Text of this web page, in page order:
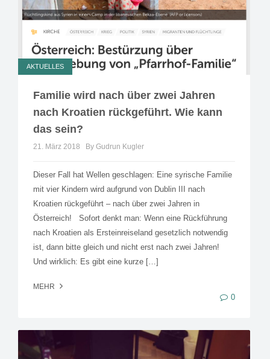
AKTUELLES
Familie wird nach über zwei Jahren
nach Kroatien rückgeführt. Wie kann
das sein?
21. März 2018 By Gudrun Kugler
Dieser Fall hat Wellen geschlagen: Eine syrische Familie
mit vier Kindern wird aufgrund von Dublin III nach
Kroatien rückgeführt – nach über zwei Jahren in
Österreich! Sofort denkt man: Wenn eine Rückführung
nach Kroatien als Ersteinreiseland gesetzlich notwendig
ist, dann bitte gleich und nicht erst nach zwei Jahren!
Und wirklich: Es gibt eine kurze […]
MEHR
0